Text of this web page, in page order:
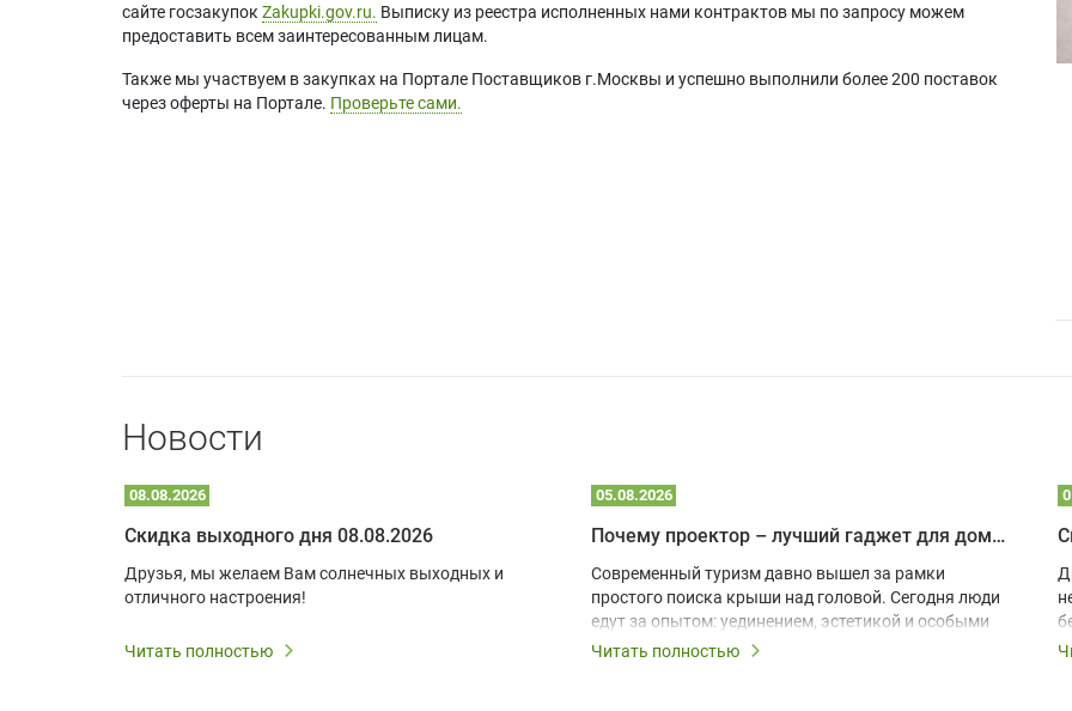
сайте госзакупок Zakupki.gov.ru. Выписку из реестра исполненных нами контрактов мы по запросу можем
предоставить всем заинтересованным лицам.
Также мы участвуем в закупках на Портале Поставщиков г.Москвы и успешно выполнили более 200 поставок
через оферты на Портале. Проверьте сами.
Новости
08.08.2026
Скидка выходного дня 08.08.2026
Друзья, мы желаем Вам солнечных выходных и
отличного настроения!
Читать полностью
05.08.2026
Почему проектор – лучший гаджет для домика в глэмпинге
Современный туризм давно вышел за рамки
простого поиска крыши над головой. Сегодня люди
едут за опытом: уединением, эстетикой и особыми
ощущениями. Владельцы A-frame домов,
Читать полностью